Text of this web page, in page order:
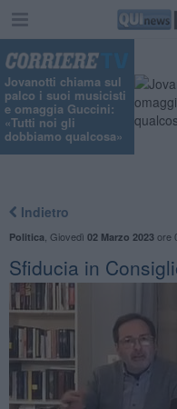
Jovanotti chiama sul
palco i suoi musicisti
e omaggia Guccini:
«Tutti noi gli
dobbiamo qualcosa»
Indietro
Politica Giovedì 02 Marzo 2023ore
Sfiducia in